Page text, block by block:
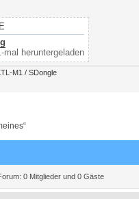
mal heruntergeladen
M1 / SDongle
0 Mitglieder und 0 Gäste